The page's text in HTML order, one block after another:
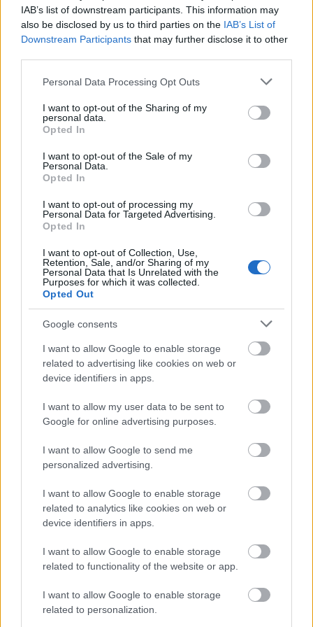
IAB’s list of downstream participants. This information may
also be disclosed by us to third parties on the IAB’s List of
Downstream Participants that may further disclose it to other
Please note that this website/app uses one or more Google
not limited to your visit or usage behaviour. You may click to
grant or deny consent to Google and its third-party tags to
use your data for below specified purposes in below Google
consent section.
Personal Data Processing Opt Outs
I want to opt-out of the Sharing of my
personal data.
Opted In
I want to opt-out of the Sale of my
Personal Data.
Opted In
I want to opt-out of processing my
Personal Data for Targeted Advertising.
Opted In
I want to opt-out of Collection, Use,
Retention, Sale, and/or Sharing of my
Personal Data that Is Unrelated with the
Purposes for which it was collected.
Opted Out
Google consents
I want to allow Google to enable storage
related to advertising like cookies on web or
device identifiers in apps.
I want to allow my user data to be sent to
Google for online advertising purposes.
I want to allow Google to send me
personalized advertising.
I want to allow Google to enable storage
related to analytics like cookies on web or
device identifiers in apps.
I want to allow Google to enable storage
related to functionality of the website or app.
I want to allow Google to enable storage
related to personalization.
appoggiato su un tavolo liscio dai toni freddi. La
composizione mette in risalto ingredienti freschi,
colorati e salutari, accuratamente disposti tra
croccanti foglie di lattuga verde che fungono da
involtini naturali. L'immagine è illuminata da una
vivaci consistenze di ogni ingrediente, mantenendo
al contempo un'estetica culinaria pulita e moderna.
aspetto da fotografia di cibo professionale,
mantenendo gli involtini in primo piano a fuoco e
sfocando delicatamente gli elementi dello sfondo.
Gli involtini di lattuga sono disposti diagonalmente
sul tagliere di legno, creando una composizione
sguardo dell'osservatore dal primo piano allo
sfondo. Ogni involtino è generosamente farcito con
una vivace combinazione di ingredienti salutari. Il
ripieno comprende briciole di tofu speziato color oro
con una leggera croccantezza esterna, cavolo viola
peperoni rossi a dadini, pezzi di avocado cremoso,
cipollotti affettati e semi di sesamo sparsi. La
varietà di colori crea un contrasto sorprendente con
enfatizzando la freschezza e l'appetibilità
nutrizionale.
La lattuga appare croccante e idratata, con una
consistenza ben visibile e delicate pieghe che
avvolgono naturalmente il ripieno. Il verde brillante
delle foglie contribuisce all'atmosfera sana e
rinfrescante dell'immagine. Il ripieno è disposto a
strati con maestria, conferendo profondità e
abbondanza visiva, rendendo gli involtini appaganti
pur rimanendo leggeri e nutrienti. Piccoli dettagli
la superficie lucida delle verdure aggiungono
realismo e una piacevole sensazione tattile alla